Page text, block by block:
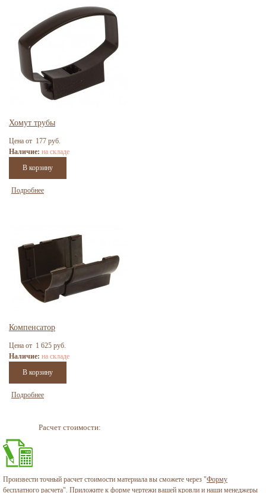
Хомут трубы
Цена от 177 руб.
Наличие: на складе
Подробнее
Компенсатор
Цена от 1 625 руб.
Наличие: на складе
Подробнее
Расчет стоимости:
Произвести точный расчет стоимости материала вы сможете через "Форму
бесплатного расчета". Приложите к форме чертежи вашей кровли и наши менеджеры